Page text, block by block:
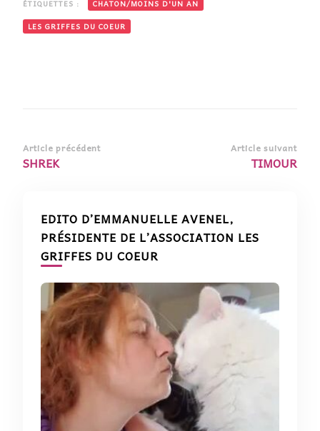
ÉTIQUETTES :
CHATON/MOINS D'UN AN
LES GRIFFES DU COEUR
Navigation
d’article
Article précédent
SHREK
Article suivant
TIMOUR
EDITO D’EMMANUELLE AVENEL,
PRÉSIDENTE DE L’ASSOCIATION LES
GRIFFES DU COEUR